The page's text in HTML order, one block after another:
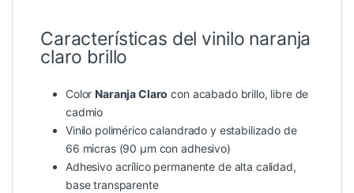
Características del vinilo naranja
claro brillo
ColorNaranja Claro con acabado brillo, libre de
cadmio
Vinilo polimérico calandrado y estabilizado de
66 micras (90 µm con adhesivo)
Adhesivo acrílico permanente de alta calidad,
base transparente